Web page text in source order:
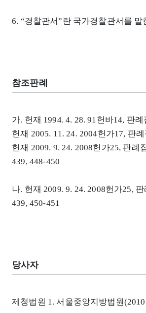
6. “경찰관서”란 국가경찰관서를 말
참조판례
가. 헌재 1994. 4. 28. 91헌바14, 판례
헌재 2005. 11. 24. 2004헌가17, 판
헌재 2009. 9. 24. 2008헌가25, 판례
439, 448-450
나. 헌재 2009. 9. 24. 2008헌가25,
439, 450-451
당사자
제청법원 1. 서울중앙지방법원